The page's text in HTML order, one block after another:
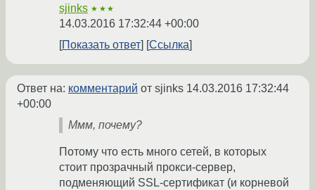
sjinks ★★★
14.03.2016 17:32:44 +00:00
Показать ответ
Ссылка
Ответ на: комментарий от sjinks 14.03.2016 17:32:44
+00:00
Ммм, почему?
Потому что есть много сетей, в которых
стоит прозрачный прокси-сервер,
подменяющий SSL-сертификат (и корневой